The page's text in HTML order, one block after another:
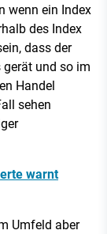
wenn ein Index
des Index
dass der
gerät und so im
Handel
sehen
warnt
Umfeld aber